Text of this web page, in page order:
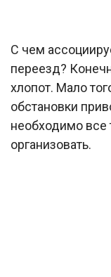
С чем
переезд?
хлопот. Мало
обстановки
необходимо все
организовать.